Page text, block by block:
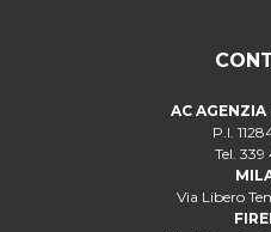
AC AGENZIA
P.I.
Tel. 339
Via Libero